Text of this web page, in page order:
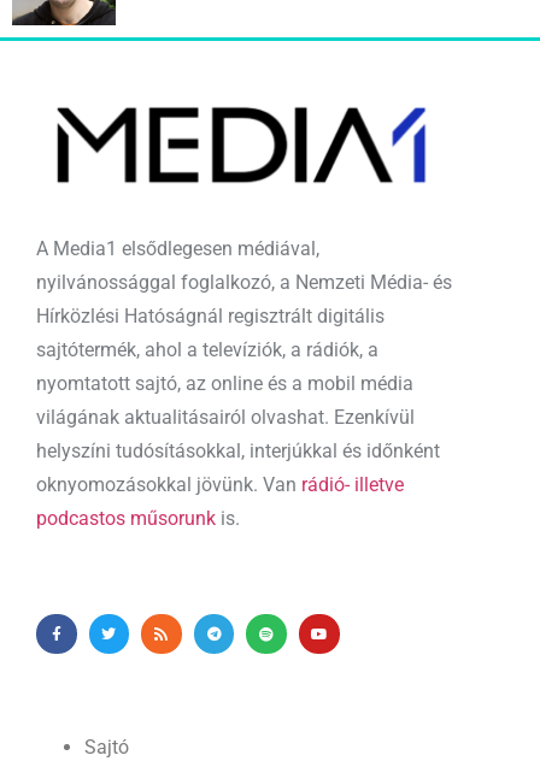
A Media1 elsődlegesen médiával,
nyilvánossággal foglalkozó, a Nemzeti Média- és
Hírközlési Hatóságnál regisztrált digitális
sajtótermék, ahol a televíziók, a rádiók, a
nyomtatott sajtó, az online és a mobil média
világának aktualitásairól olvashat. Ezenkívül
helyszíni tudósításokkal, interjúkkal és időnként
oknyomozásokkal jövünk. Van rádió- illetve
podcastos műsorunk is.
Sajtó